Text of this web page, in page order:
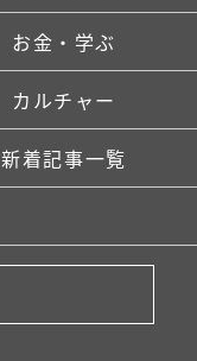
お金・学ぶ
カルチャー
新着記事一覧